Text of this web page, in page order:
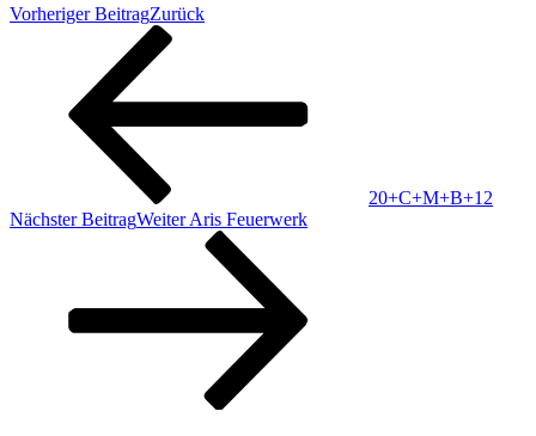
Vorheriger BeitragZurück
20+C+M+B+12
Nächster BeitragWeiter Aris Feuerwerk